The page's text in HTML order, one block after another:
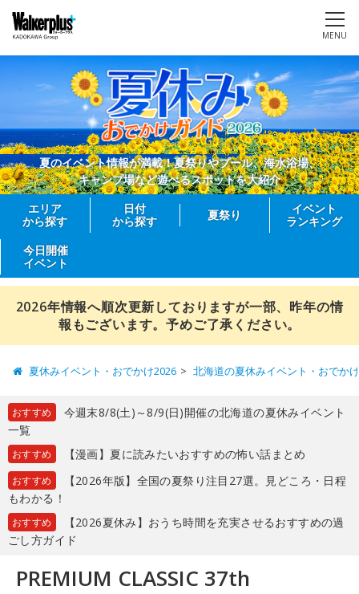
MENU
夏のイベント情報が満載！夏祭りやプール、海水浴場、
キャンプ場など遊べるスポットを大紹介
エリア
から探す
日付
から探す
夏祭り
イベント
ランキング
今日開催
イベント
2026年情報へ順次更新しておりますが一部、昨年の情
報もございます。予めご了承ください。
夏休みイベント・おでかけ2026 北海道の夏休みイベント・おでか
おすすめ
今週末8/8(土)～8/9(日)開催の北海道の夏休みイベント
一覧
おすすめ 【漫画】夏に読みたいおすすめの怖い話まとめ
おすすめ
【2026年版】全国の夏祭り注目27選。見どころ・日程
もわかる！
おすすめ
【2026夏休み】おうち時間を充実させるおすすめの過
ごし方ガイド
PREMIUM CLASSIC 37th